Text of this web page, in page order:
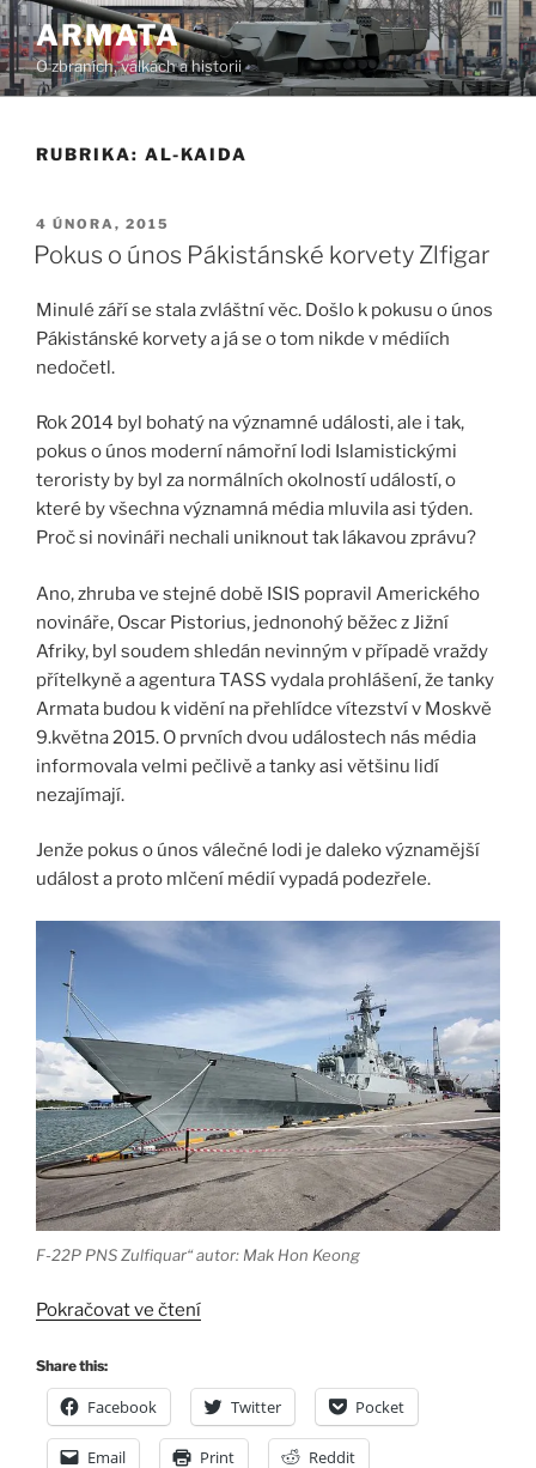
Přejít
k
obsahu
webu
ARMATA
O zbraních, válkách a historii
RUBRIKA: AL-KAIDA
PUBLIKOVÁNO
4 ÚNORA, 2015
Pokus o únos Pákistánské korvety Zlfigar
Minulé září se stala zvláštní věc. Došlo k pokusu o únos
Pákistánské korvety a já se o tom nikde v médiích
nedočetl.
Rok 2014 byl bohatý na významné události, ale i tak,
pokus o únos moderní námořní lodi Islamistickými
teroristy by byl za normálních okolností událostí, o
které by všechna významná média mluvila asi týden.
Proč si novináři nechali uniknout tak lákavou zprávu?
Ano, zhruba ve stejné době ISIS popravil Amerického
novináře, Oscar Pistorius, jednonohý běžec z Jižní
Afriky, byl soudem shledán nevinným v případě vraždy
přítelkyně a agentura TASS vydala prohlášení, že tanky
Armata budou k vidění na přehlídce vítezství v Moskvě
9.května 2015. O prvních dvou událostech nás média
informovala velmi pečlivě a tanky asi většinu lidí
nezajímají.
Jenže pokus o únos válečné lodi je daleko významější
událost a proto mlčení médií vypadá podezřele.
F-22P PNS Zulfiquar“ autor: Mak Hon Keong
Pokračovat ve čtení„Pokus
Pákistánské
korvety
Zlfigar“
Share this:
Facebook Twitter Pocket
Email Print Reddit